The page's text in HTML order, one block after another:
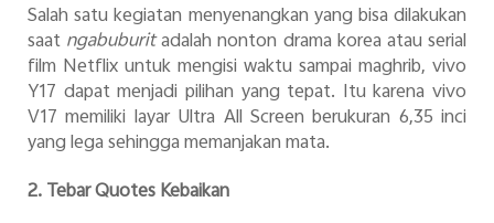
Salah satu kegiatan menyenangkan yang bisa dilakukan
saat ngabuburitadalah nonton drama korea atau serial
film Netflix untuk mengisi waktu sampai maghrib, vivo
Y17 dapat menjadi pilihan yang tepat. Itu karena vivo
V17 memiliki layar Ultra All Screen berukuran 6,35 inci
yang lega sehingga memanjakan mata.
2. Tebar Quotes Kebaikan